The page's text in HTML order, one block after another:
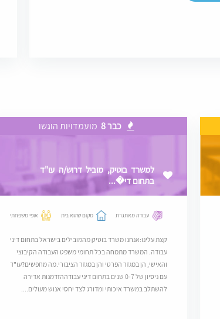
כבר 8 מועמדויות הוגשו
למשרד בוטיק, מוביל דרוש/ה עו"ד
בתחום די�...
עבודה מאתגרת מקום שהוא בית אופי משפחתי
קצת עלינו:אנחנו משרד בוטיק מהמובילים בישראל בתחום דיני
עבודה. המשרד מתמחה בכל תחומי משפט העבודה הקיבוצי
והאישי, הן במגזר הפרטי והן במגזר הציבורי.מה מחפשים?עו"ד
עם ניסיון של 0-7 שנים בתחום דיני עבודההזדמנות אדירה
להשתלב במשרד איכותי ומדורג לצד יחסי אנוש מעולים....